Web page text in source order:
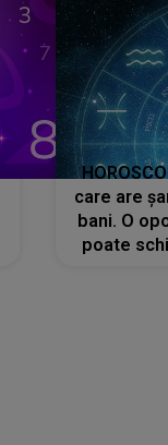
care are
bani. O
poate